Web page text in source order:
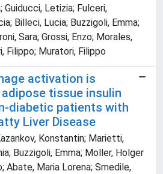
Guiducci, Letizia; Fulceri,
Billeci, Lucia; Buzzigoli, Emma;
Sara; Grossi, Enzo; Morales,
Filippo; Muratori, Filippo
activation is
tissue insulin
diabetic patients with
Liver Disease
Konstantin; Marietti,
Buzzigoli, Emma; Moller, Holger
Abate, Maria Lorena; Smedile,